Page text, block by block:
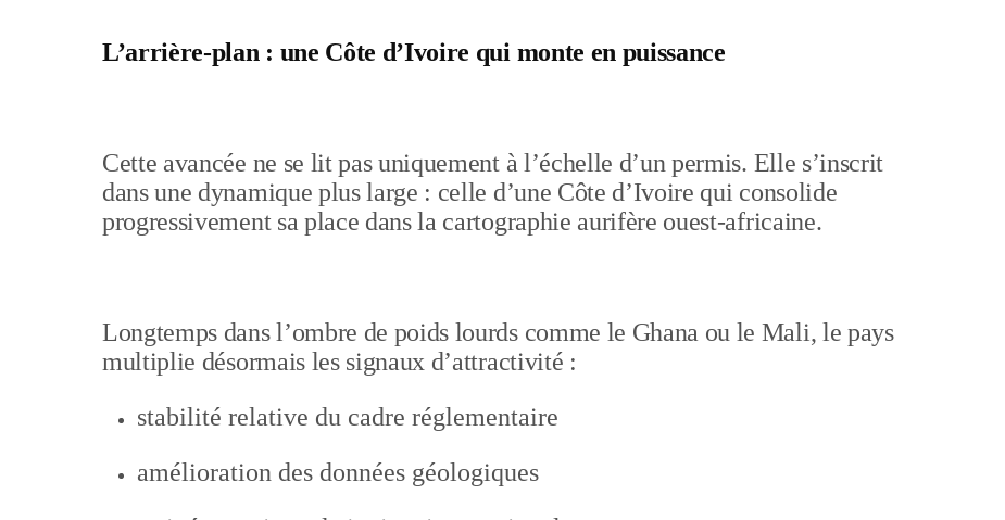
L’arrière-plan : une Côte d’Ivoire qui monte en puissance
Cette avancée ne se lit pas uniquement à l’échelle d’un permis. Elle s’inscrit
dans une dynamique plus large : celle d’une Côte d’Ivoire qui consolide
progressivement sa place dans la cartographie aurifère ouest-africaine.
Longtemps dans l’ombre de poids lourds comme le Ghana ou le Mali, le pays
multiplie désormais les signaux d’attractivité :
stabilité relative du cadre réglementaire
amélioration des données géologiques